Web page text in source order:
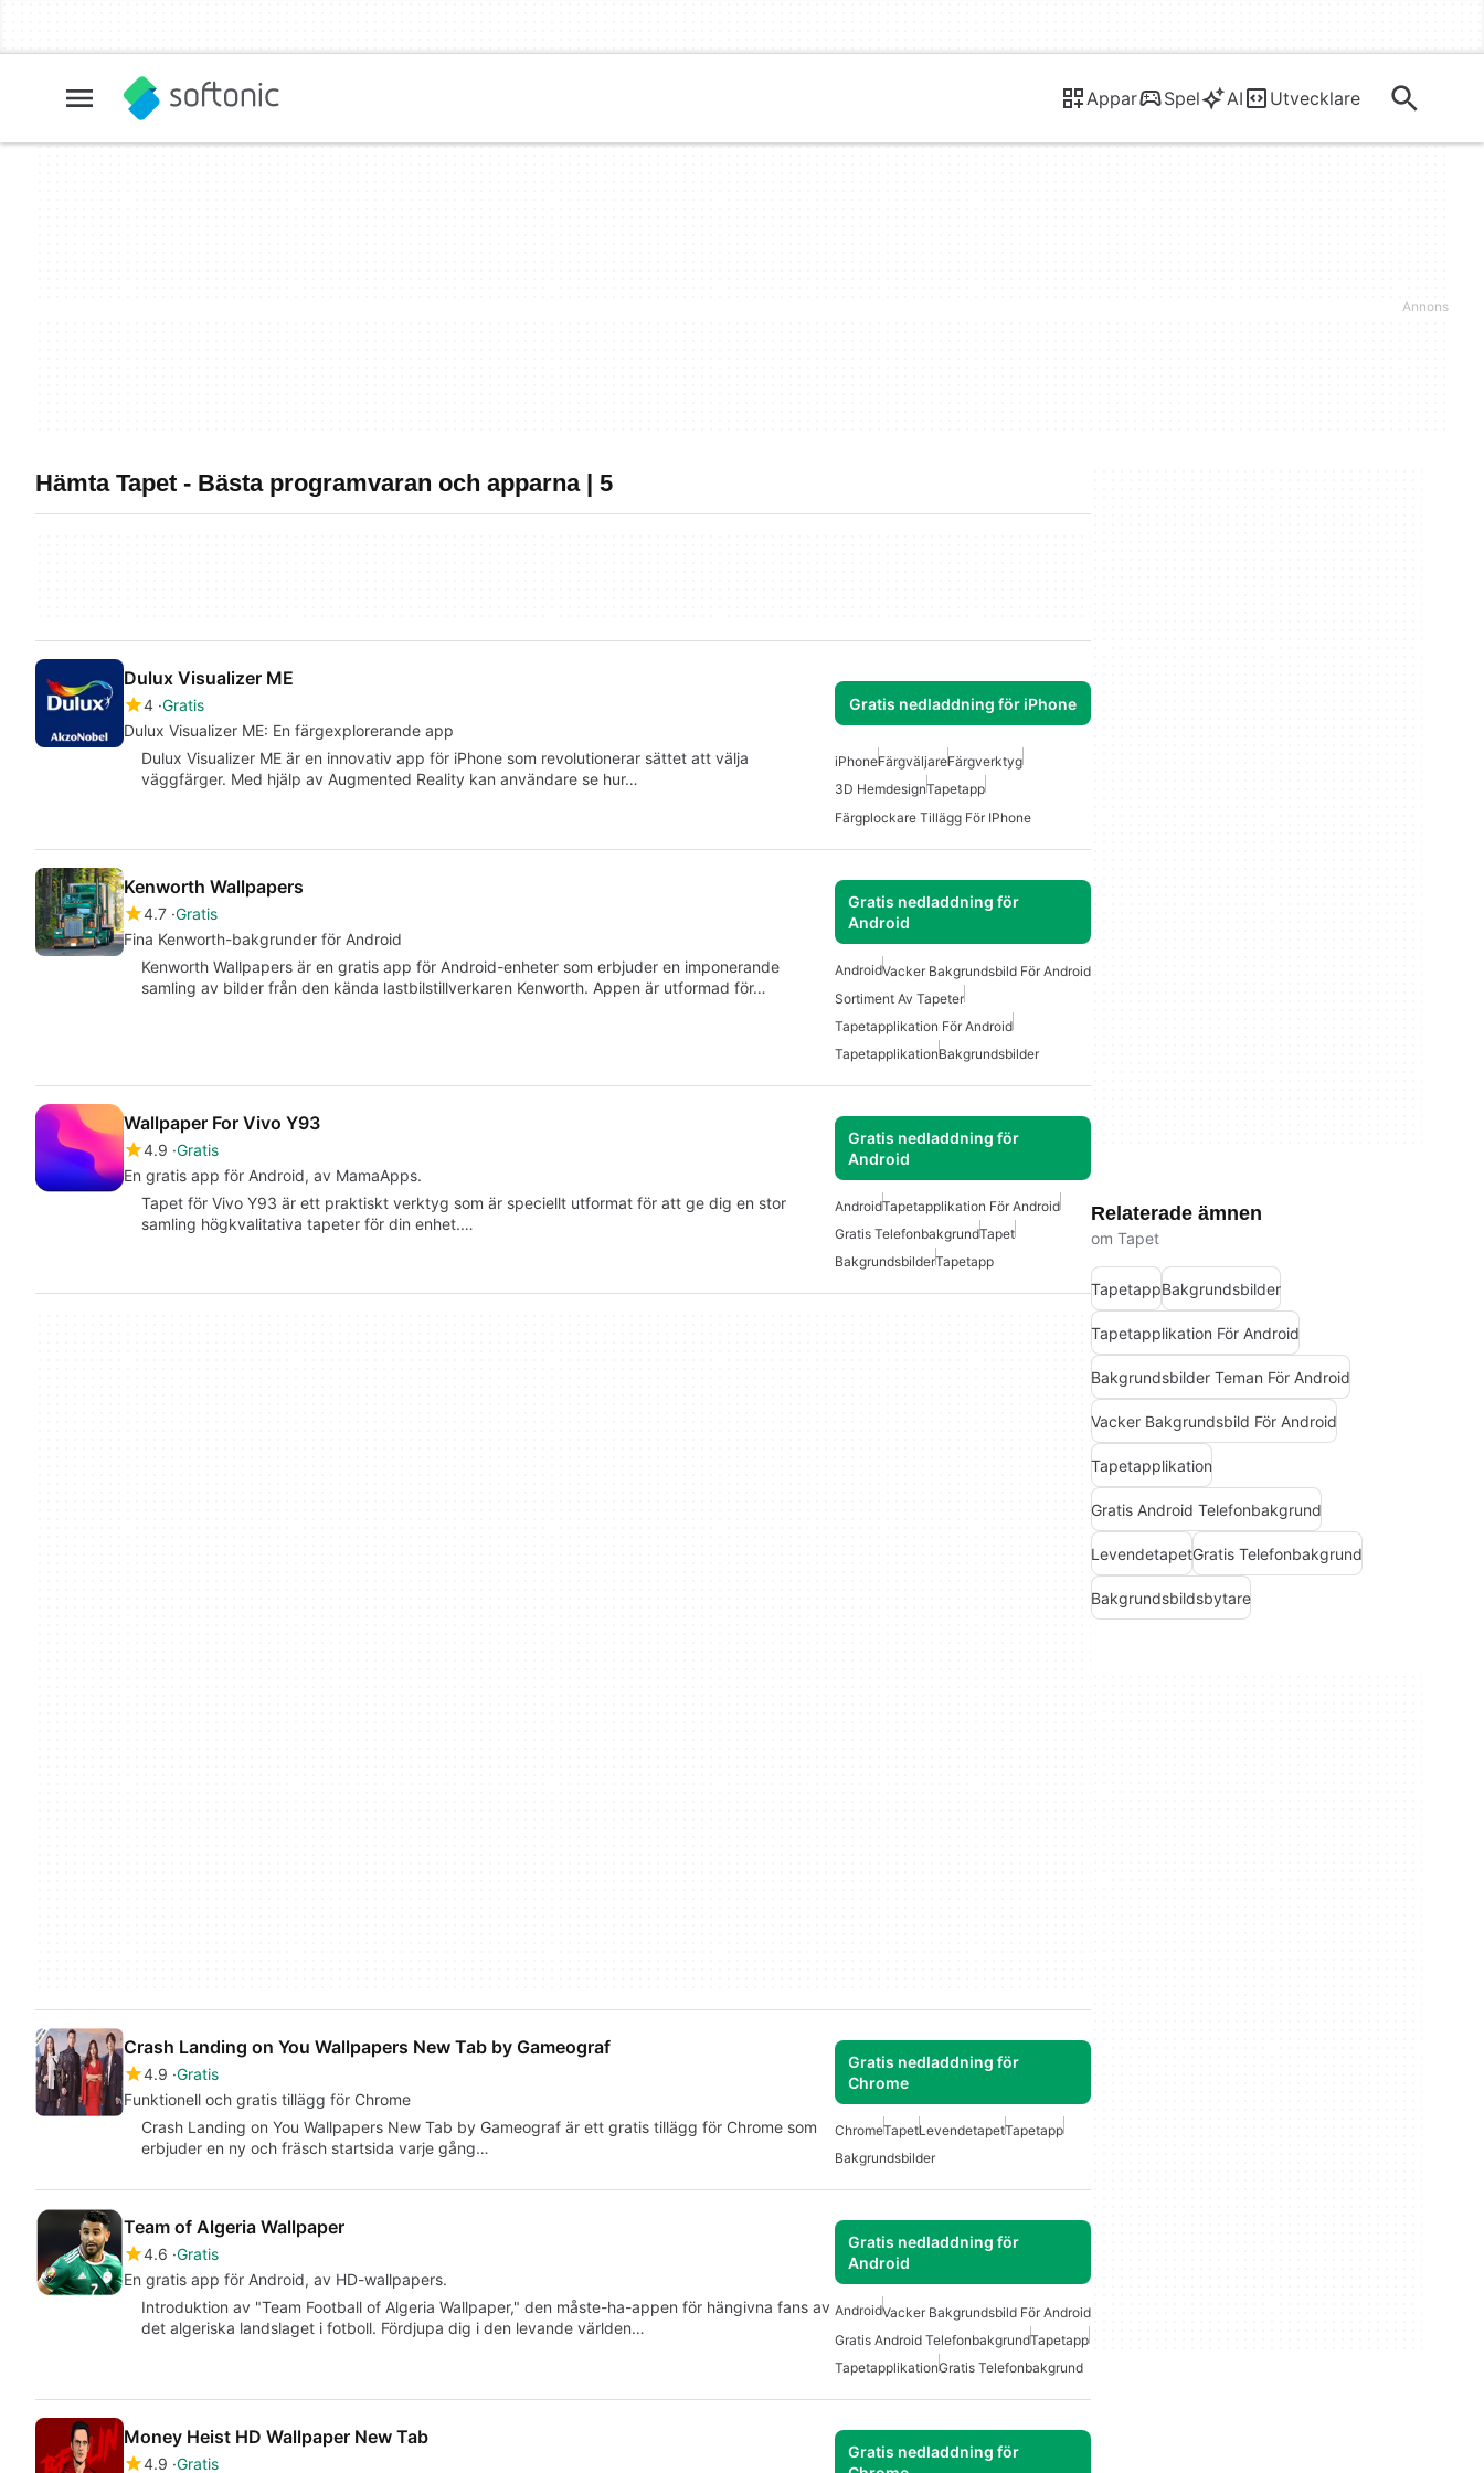
Appar Spel AI Utvecklare
Hämta Tapet - Bästa programvaran och apparna | 5
Dulux Visualizer ME
4 Gratis
Dulux Visualizer ME: En färgexplorerande app
Gratis nedladdning för iPhone
Dulux Visualizer ME är en innovativ app för iPhone som revolutionerar sättet att välja
väggfärger. Med hjälp av Augmented Reality kan användare se hur…
iPhoneFärgväljareFärgverktyg
3D HemdesignTapetapp
Färgplockare Tillägg För IPhone
Kenworth Wallpapers
4.7 Gratis
Fina Kenworth-bakgrunder för Android
Gratis nedladdning för
Android
Kenworth Wallpapers är en gratis app för Android-enheter som erbjuder en imponerande
samling av bilder från den kända lastbilstillverkaren Kenworth. Appen är utformad för…
AndroidVacker Bakgrundsbild För Android
Sortiment Av Tapeter
Tapetapplikation För Android
TapetapplikationBakgrundsbilder
Wallpaper For Vivo Y93
4.9 Gratis
En gratis app för Android, av MamaApps.
Gratis nedladdning för
Android
Tapet för Vivo Y93 är ett praktiskt verktyg som är speciellt utformat för att ge dig en stor
samling högkvalitativa tapeter för din enhet.…
AndroidTapetapplikation För Android
Gratis TelefonbakgrundTapet
BakgrundsbilderTapetapp
Crash Landing on You Wallpapers New Tab by Gameograf
4.9 Gratis
Funktionell och gratis tillägg för Chrome
Gratis nedladdning för
Chrome
Crash Landing on You Wallpapers New Tab by Gameograf är ett gratis tillägg för Chrome som
erbjuder en ny och fräsch startsida varje gång…
ChromeTapetLevendetapetTapetapp
Bakgrundsbilder
Team of Algeria Wallpaper
4.6 Gratis
En gratis app för Android, av HD-wallpapers.
Gratis nedladdning för
Android
Introduktion av "Team Football of Algeria Wallpaper," den måste-ha-appen för hängivna fans av
det algeriska landslaget i fotboll. Fördjupa dig i den levande världen…
AndroidVacker Bakgrundsbild För Android
Gratis Android TelefonbakgrundTapetapp
TapetapplikationGratis Telefonbakgrund
Money Heist HD Wallpaper New Tab
4.9 Gratis
Gratis nedladdning för
Relaterade ämnen
om Tapet
TapetappBakgrundsbilder
Tapetapplikation För Android
Bakgrundsbilder Teman För Android
Vacker Bakgrundsbild För Android
Tapetapplikation
Gratis Android Telefonbakgrund
LevendetapetGratis Telefonbakgrund
Bakgrundsbildsbytare